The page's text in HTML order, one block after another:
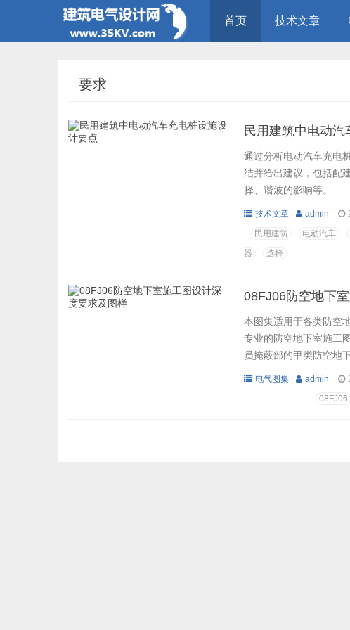
首页 技术文章
要求
民用建筑中电动汽
通过分析电动汽车充电
结并给出建议，包括配
择、谐波的影响等。...
技术文章 admin
民用建筑
电动汽车
器
选择
08FJ06防空地下
本图集适用于各类防空
专业的防空地下室施工
员掩蔽部的甲类防空地
纸目录、设计说明和与
电气图集 admin
08FJ06